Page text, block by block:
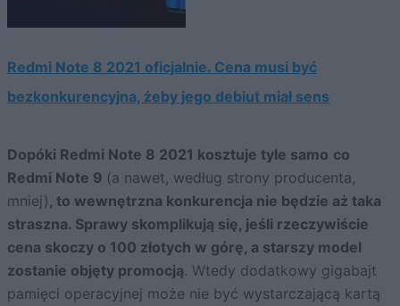
Redmi Note 8 2021 oficjalnie. Cena musi być
bezkonkurencyjna, żeby jego debiut miał sens
Dopóki Redmi Note 8 2021 kosztuje tyle samo co
Redmi Note 9 (a nawet, według strony producenta,
mniej) , to wewnętrzna konkurencja nie będzie aż taka
straszna. Sprawy skomplikują się, jeśli rzeczywiście
cena skoczy o 100 złotych w górę, a starszy model
zostanie objęty promocją. Wtedy dodatkowy gigabajt
pamięci operacyjnej może nie być wystarczającą kartą